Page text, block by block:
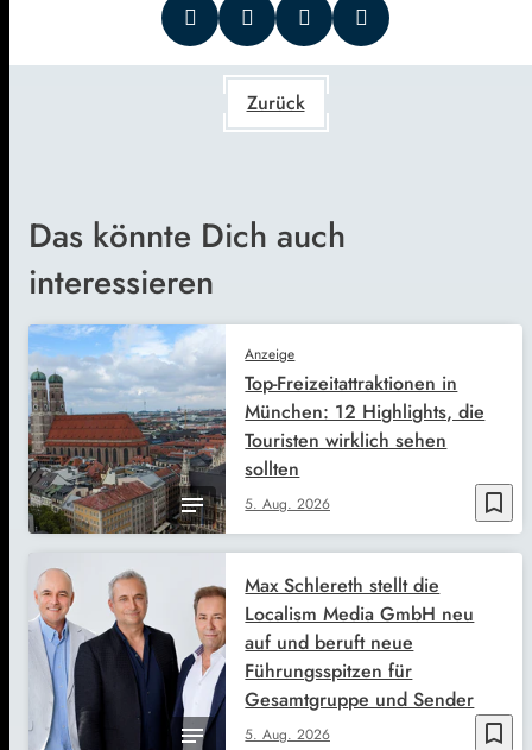
Zurück
Das könnte Dich auch
interessieren
bookmark_border
Anzeige
5. Aug. 2026
Top-Freizeitattraktionen in
München: 12 Highlights, die
Touristen wirklich sehen
sollten
bookmark_border
5. Aug. 2026
Max Schlereth stellt die
Localism Media GmbH neu
auf und beruft neue
Führungsspitzen für
Gesamtgruppe und Sender